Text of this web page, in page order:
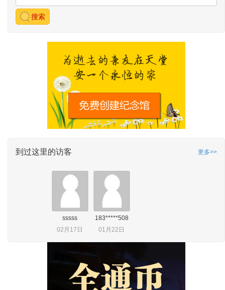
搜索
到过这里的访客 更多>>
sssss
02月17日
183*****508
01月22日